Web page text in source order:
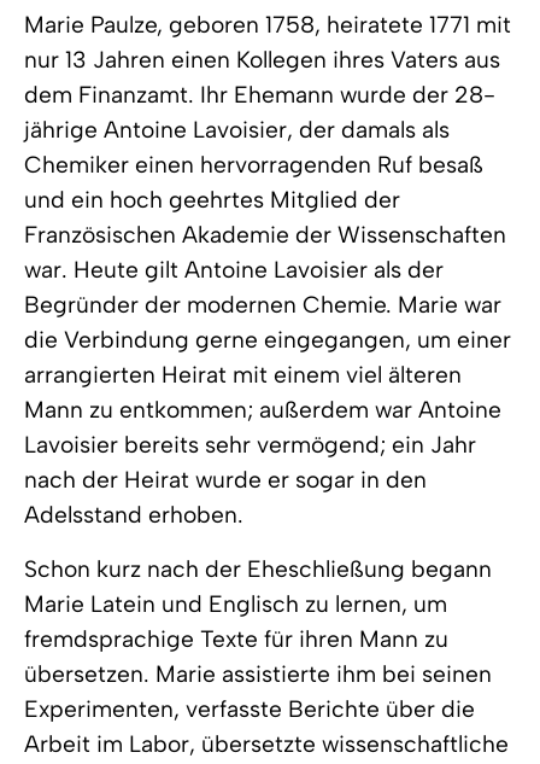
Marie Paulze, geboren 1758, heiratete 1771 mit
nur 13 Jahren einen Kollegen ihres Vaters aus
dem Finanzamt. Ihr Ehemann wurde der 28-
jährige Antoine Lavoisier, der damals als
Chemiker einen hervorragenden Ruf besaß
und ein hoch geehrtes Mitglied der
Französischen Akademie der Wissenschaften
war. Heute gilt Antoine Lavoisier als der
Begründer der modernen Chemie. Marie war
die Verbindung gerne eingegangen, um einer
arrangierten Heirat mit einem viel älteren
Mann zu entkommen; außerdem war Antoine
Lavoisier bereits sehr vermögend; ein Jahr
nach der Heirat wurde er sogar in den
Adelsstand erhoben.
Schon kurz nach der Eheschließung begann
Marie Latein und Englisch zu lernen, um
fremdsprachige Texte für ihren Mann zu
übersetzen. Marie assistierte ihm bei seinen
Experimenten, verfasste Berichte über die
Arbeit im Labor, übersetzte wissenschaftliche